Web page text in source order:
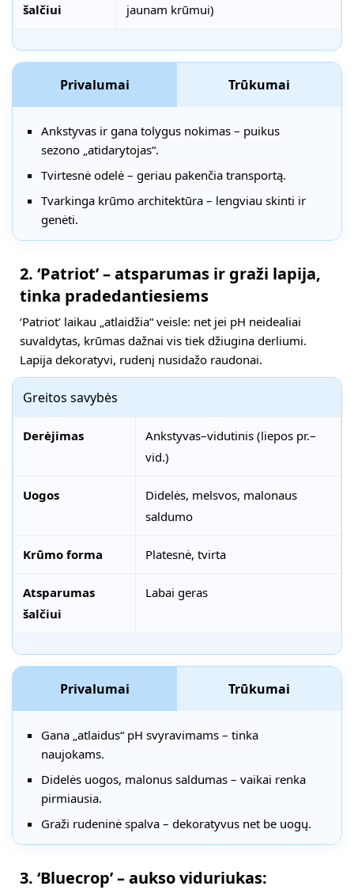
šalčiui
jaunam krūmui)
Privalumai Trūkumai
Ankstyvas ir gana tolygus nokimas – puikus
sezono „atidarytojas“.
Tvirtesnė odelė – geriau pakenčia transportą.
Tvarkinga krūmo architektūra – lengviau skinti ir
genėti.
2. ‘Patriot’ – atsparumas ir graži lapija,
tinka pradedantiesiems
‘Patriot’ laikau „atlaidžia“ veisle: net jei pH neidealiai
suvaldytas, krūmas dažnai vis tiek džiugina derliumi.
Lapija dekoratyvi, rudenį nusidažo raudonai.
Greitos savybės
Derėjimas
Ankstyvas–vidutinis (liepos pr.–
vid.)
Uogos
Didelės, melsvos, malonaus
saldumo
Krūmo forma Platesnė, tvirta
Atsparumas
šalčiui
Labai geras
Privalumai Trūkumai
Gana „atlaidus“ pH svyravimams – tinka
naujokams.
Didelės uogos, malonus saldumas – vaikai renka
pirmiausia.
Graži rudeninė spalva – dekoratyvus net be uogų.
3. ‘Bluecrop’ – aukso viduriukas: